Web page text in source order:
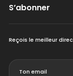
S’abonner
Reçois le meilleur